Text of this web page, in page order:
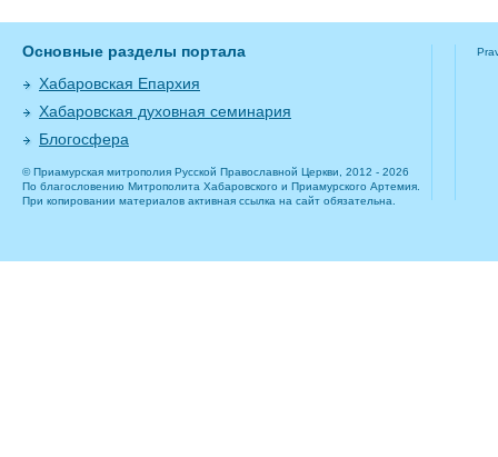
Основные разделы портала
Хабаровская Епархия
Хабаровская духовная семинария
Блогосфера
© Приамурская митрополия Русской Православной Церкви, 2012 - 2026
По благословению Митрополита Хабаровского и Приамурского Артемия.
При копировании материалов активная ссылка на сайт обязательна.